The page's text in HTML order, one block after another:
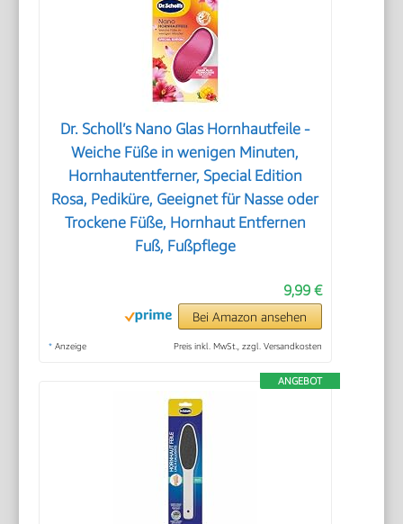
Dr. Scholl’s Nano Glas Hornhautfeile -
Weiche Füße in wenigen Minuten,
Hornhautentferner, Special Edition
Rosa, Pediküre, Geeignet für Nasse oder
Trockene Füße, Hornhaut Entfernen
Fuß, Fußpflege
9,99 €
Bei Amazon ansehen
* Anzeige Preis inkl. MwSt., zzgl. Versandkosten
ANGEBOT